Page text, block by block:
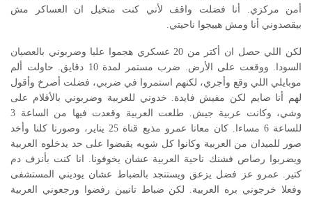
أمن مركزي. أنا فضلت واقف لأني كنت متخيل ان العساكر مش
بيقصدوني أنا ومش هييجوا ناحيتي.
لكن اللي حصل ان أكتر من 20 عسكري هجموا عليا وضربوني بالعصيان
السودا. ووقعت على الأرض. ضرب مستمر لمدة 10 دقايق. حاولت ألم
موبايلي اللي وقع وأجري، لكنهم استمروا في ضربي، فضلت أصرخ وأقول
لهم أنا صايم لكن مفيش فايدة. خدوني للعربية وضربوني بالأقلام على
وشي، وكانت عربية جيش. طلعت العربية وقعدت فيها من الساعة 3
للساعة 6 مساءا. كان معانا عمرو مذيع قناة 25 يناير، وصورنا كلنا وأخد
صور للميدان من العربية وكانوا كل شويه يقبضوا على حد يدخلوه العربية
ويضربوا رصاص فشنك ناحية العربية عشان يخوفونا. انا كنت بأنزف دم
كتير. عمرو عز فضل يزعق ويستنجد بالضباط عشان يوديني المستشفى
وفعلا خرجوني بره العربية. لكن ضباط تانيين رفضوا ورجعوني العربية